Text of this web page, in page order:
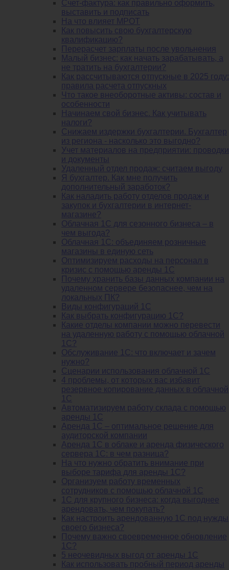
Счет-фактура: как правильно оформить,
выставить и подписать
На что влияет МРОТ
Как повысить свою бухгалтерскую
квалификацию?
Перерасчет зарплаты после увольнения
Малый бизнес: как начать зарабатывать, а
не тратить на бухгалтерии?
Как рассчитываются отпускные в 2025 году:
правила расчета отпускных
Что такое внеоборотные активы: состав и
особенности
Начинаем свой бизнес. Как учитывать
налоги?
Снижаем издержки бухгалтерии. Бухгалтер
из региона - насколько это выгодно?
Учет материалов на предприятии: проводки
и документы
Удаленный отдел продаж: считаем выгоду
Я бухгалтер. Как мне получить
дополнительный заработок?
Как наладить работу отделов продаж и
закупок и бухгалтерии в интернет-
магазине?
Облачная 1С для сезонного бизнеса – в
чем выгода?
Облачная 1С: объединяем розничные
магазины в единую сеть
Оптимизируем расходы на персонал в
кризис с помощью аренды 1С
Почему хранить базы данных компании на
удаленном сервере безопаснее, чем на
локальных ПК?
Виды конфигураций 1С
Как выбрать конфигурацию 1С?
Какие отделы компании можно перевести
на удаленную работу с помощью облачной
1С?
Обслуживание 1С: что включает и зачем
нужно?
Сценарии использования облачной 1С
4 проблемы, от которых вас избавит
резервное копирование данных в облачной
1С
Автоматизируем работу склада с помощью
аренды 1С
Аренда 1С – оптимальное решение для
аудиторской компании
Аренда 1С в облаке и аренда физического
сервера 1С: в чем разница?
На что нужно обратить внимание при
выборе тарифа для аренды 1С?
Организуем работу временных
сотрудников с помощью облачной 1С
1С для крупного бизнеса: когда выгоднее
арендовать, чем покупать?
Как настроить арендованную 1С под нужды
своего бизнеса?
Почему важно своевременное обновление
1С?
5 неочевидных выгод от аренды 1С
Как использовать пробный период аренды